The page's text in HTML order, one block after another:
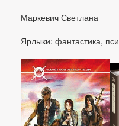
Маркевич Светлана
Ярлыки: фантастика,